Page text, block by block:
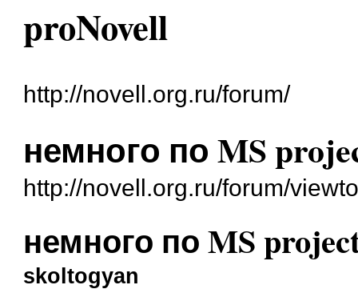
proNovell
http://novell.org.ru/forum/
немного по MS
http://novell.org.ru/forum/
немного по MS
skoltogyan